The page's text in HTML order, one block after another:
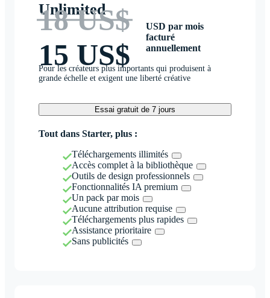
Unlimited
18 US$
15 US$
USD par mois
facturé
annuellement
Pour les créateurs plus importants qui produisent à
grande échelle et exigent une liberté créative
Essai gratuit de 7 jours
Tout dans Starter, plus :
Téléchargements illimités
Accès complet à la bibliothèque
Outils de design professionnels
Fonctionnalités IA premium
Un pack par mois
Aucune attribution requise
Téléchargements plus rapides
Assistance prioritaire
Sans publicités